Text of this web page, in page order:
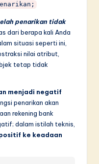
penarikan tidak
dari berapa kali Anda
situasi seperti ini,
nilai atribut,
tetap tidak
menjadi negatif
penarikan akan
rekening bank
dalam istilah teknis,
ke keadaan